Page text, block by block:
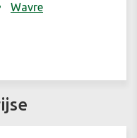
Wavre